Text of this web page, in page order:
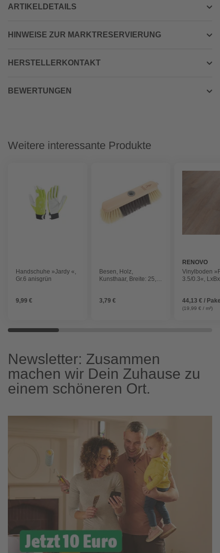
ARTIKELDETAILS
HINWEISE ZUR MARKTRESERVIERUNG
HERSTELLERKONTAKT
BEWERTUNGEN
Weitere interessante Produkte
Handschuhe »Jardy «,
Gr.6 anisgrün
9,99 €
Besen, Holz,
Kunsthaar, Breite: 25,5
3,79 €
RENOVO
Vinylboden
3.5/0.3«,
44,13 € /
(19,99 € / m²)
Newsletter: Zusammen
machen wir Dein Zuhause zu
einem schöneren Ort.